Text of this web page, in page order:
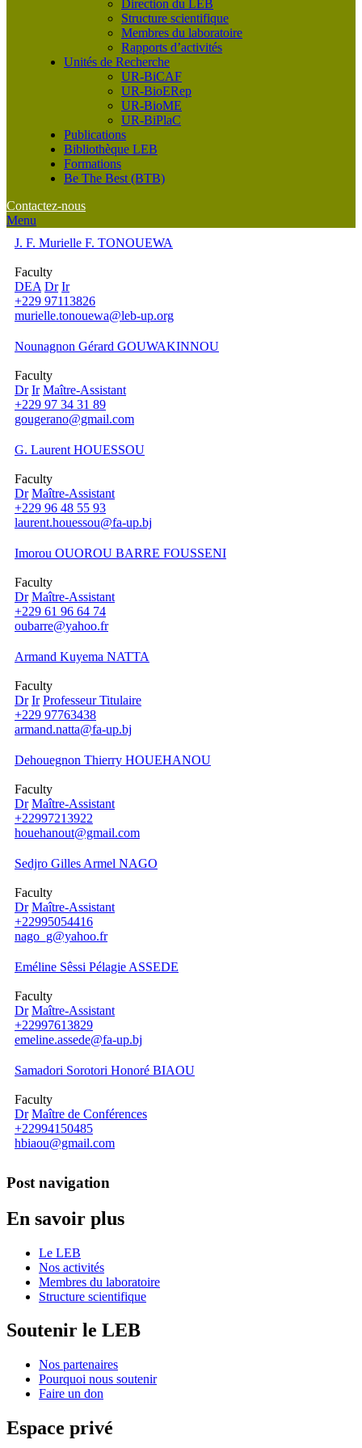
Direction du LEB
Structure scientifique
Membres du laboratoire
Rapports d’activités
Unités de Recherche
UR-BiCAF
UR-BioERep
UR-BioME
UR-BiPlaC
Publications
Bibliothèque LEB
Formations
Be The Best (BTB)
Contactez-nous
Menu
J. F. Murielle F. TONOUEWA
Faculty
DEA Dr Ir
+229 97113826
murielle.tonouewa@leb-up.org
Nounagnon Gérard GOUWAKINNOU
Faculty
Dr Ir Maître-Assistant
+229 97 34 31 89
gougerano@gmail.com
G. Laurent HOUESSOU
Faculty
Dr Maître-Assistant
+229 96 48 55 93
laurent.houessou@fa-up.bj
Imorou OUOROU BARRE FOUSSENI
Faculty
Dr Maître-Assistant
+229 61 96 64 74
oubarre@yahoo.fr
Armand Kuyema NATTA
Faculty
Dr Ir Professeur Titulaire
+229 97763438
armand.natta@fa-up.bj
Dehouegnon Thierry HOUEHANOU
Faculty
Dr Maître-Assistant
+22997213922
houehanout@gmail.com
Sedjro Gilles Armel NAGO
Faculty
Dr Maître-Assistant
+22995054416
nago_g@yahoo.fr
Eméline Sêssi Pélagie ASSEDE
Faculty
Dr Maître-Assistant
+22997613829
emeline.assede@fa-up.bj
Samadori Sorotori Honoré BIAOU
Faculty
Dr Maître de Conférences
+22994150485
hbiaou@gmail.com
Post navigation
En savoir plus
Le LEB
Nos activités
Membres du laboratoire
Structure scientifique
Soutenir le LEB
Nos partenaires
Pourquoi nous soutenir
Faire un don
Espace privé